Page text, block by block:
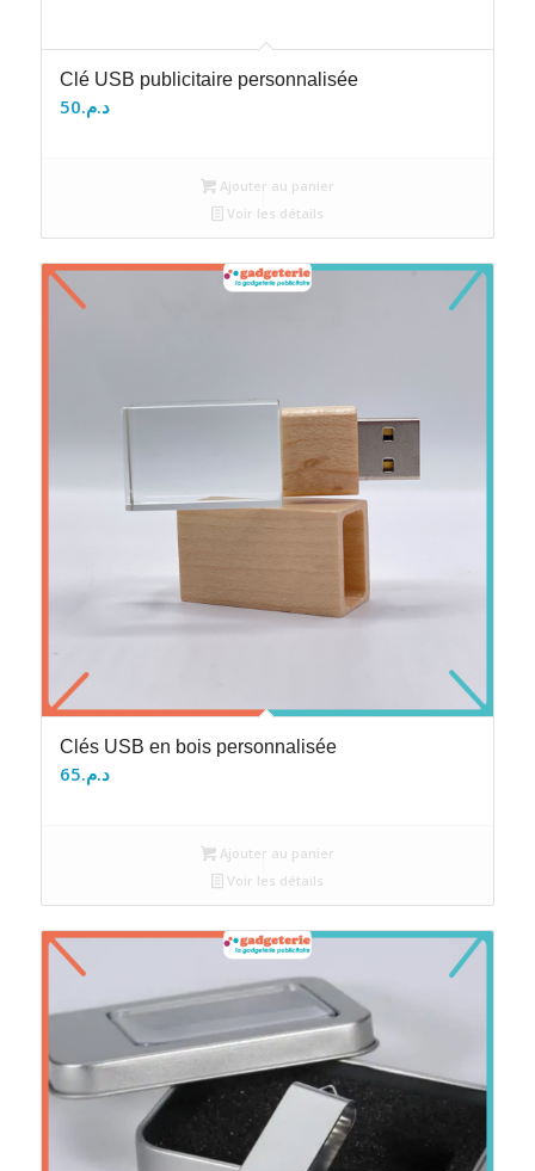
Clé USB publicitaire personnalisée
د.م.50
Ajouter au panier
Voir les détails
Clés USB en bois personnalisée
د.م.65
Ajouter au panier
Voir les détails